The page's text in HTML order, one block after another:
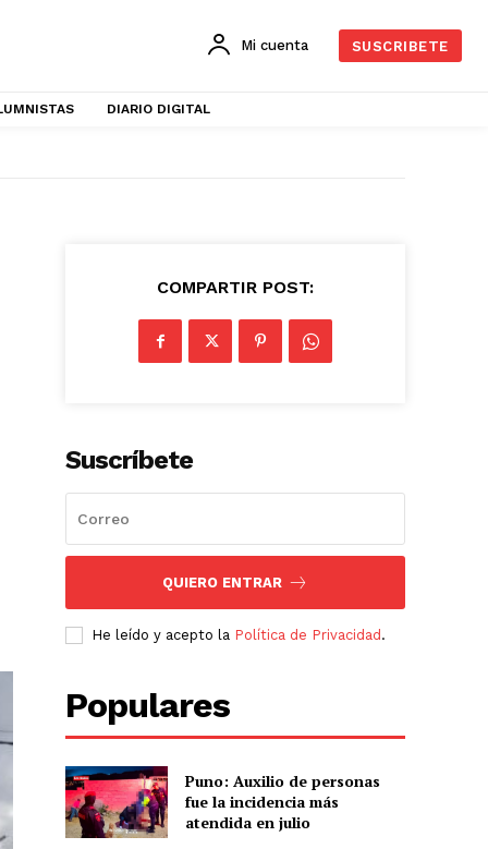
Mi cuenta SUSCRIBETE
DIARIO DIGITAL
COMPARTIR POST:
Suscríbete
QUIERO ENTRAR
He leído y acepto la Política de Privacidad .
Populares
Puno: Auxilio de personas
fue la incidencia más
atendida en julio